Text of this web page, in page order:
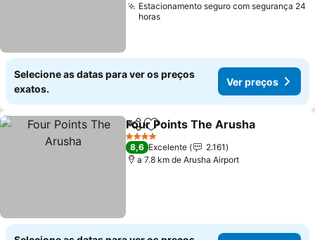
Estacionamento seguro com segurança 24
horas
Selecione as datas para ver os preços
exatos.
Ver preços
PartilharAdicionar aos favoritos
Four Points The Arusha
4 Estrelas
8,6 Excelente
2.161
a 7.8 km de Arusha Airport